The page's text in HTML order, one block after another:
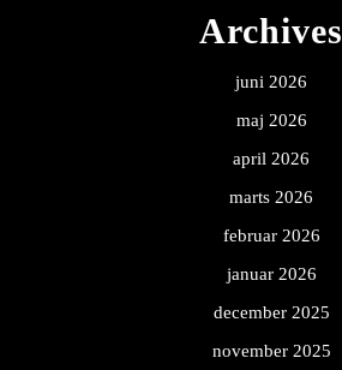
Archives
juni 2026
maj 2026
april 2026
marts 2026
februar 2026
januar 2026
december 2025
november 2025